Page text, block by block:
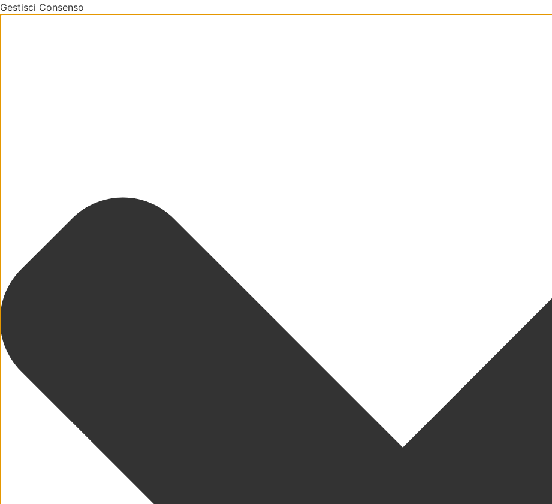
Gestisci Consenso